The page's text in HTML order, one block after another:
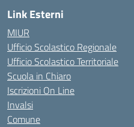
Link Esterni
MIUR
Ufficio Scolastico Regionale
Ufficio Scolastico Territoriale
Scuola in Chiaro
Iscrizioni On Line
Invalsi
Comune